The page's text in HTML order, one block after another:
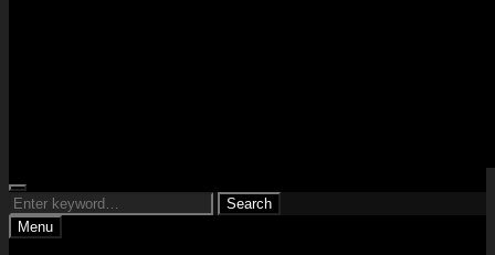
ARTsbyXD
Fotograf und DJ
Search
Search
for:
Search
Menu